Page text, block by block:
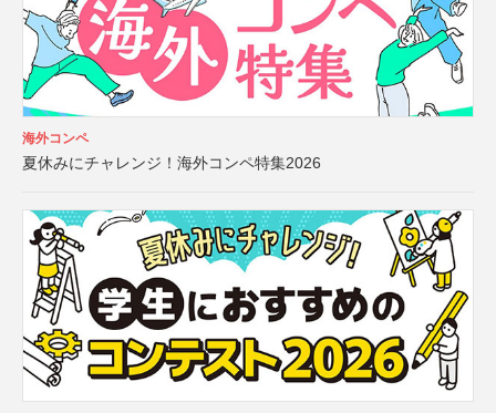
海外コンペ
夏休みにチャレンジ！海外コンペ特集2026